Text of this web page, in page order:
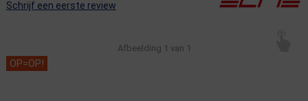
Schrijf een eerste review
Afbeelding 1 van 1
OP=OP!